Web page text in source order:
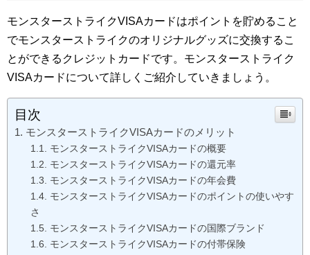
モンスターストライクVISAカードはポイントを貯めること
でモンスターストライクのオリジナルグッズに交換するこ
とができるクレジットカードです。モンスターストライク
VISAカードについて詳しくご紹介していきましょう。
目次
モンスターストライクVISAカードのメリット
モンスターストライクVISAカードの概要
モンスターストライクVISAカードの還元率
モンスターストライクVISAカードの年会費
モンスターストライクVISAカードのポイントの使いやす
さ
モンスターストライクVISAカードの国際ブランド
モンスターストライクVISAカードの付帯保険